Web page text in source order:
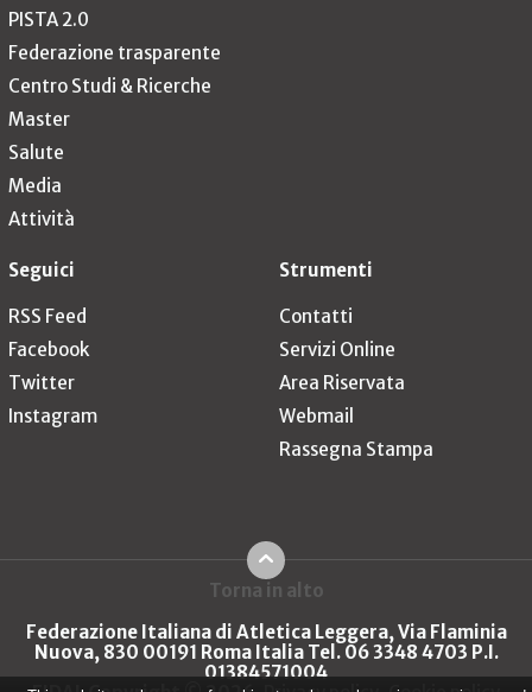
PISTA 2.0
Federazione trasparente
Centro Studi & Ricerche
Master
Salute
Media
Attività
Seguici
RSS Feed
Facebook
Twitter
Instagram
Strumenti
Contatti
Servizi Online
Area Riservata
Webmail
Rassegna Stampa
Torna in alto
Federazione Italiana di Atletica Leggera, Via Flaminia
Nuova, 830 00191 Roma Italia Tel. 06 3348 4703 P.I.
01384571004